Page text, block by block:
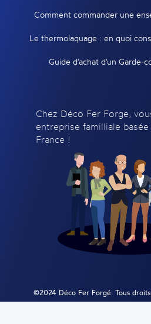
Comment commander une
Le thermolaquage : en quoi
Guide d'achat d'un Garde-
Chez Déco Fer Forge,
entreprise familliale
France !
©2024 Déco Fer Forgé. Tous